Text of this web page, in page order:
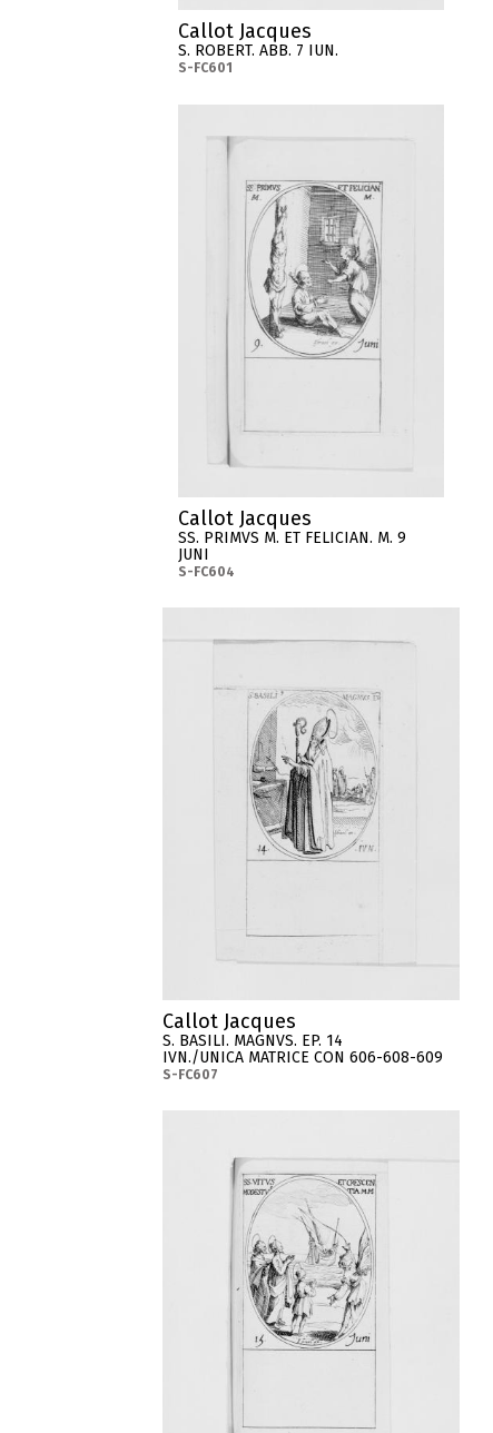
Callot Jacques
S. ROBERT. ABB. 7 IUN.
S-FC601
Callot Jacques
SS. PRIMVS M. ET FELICIAN. M. 9
JUNI
S-FC604
Callot Jacques
S. BASILI. MAGNVS. EP. 14
IVN./UNICA MATRICE CON 606-608-609
S-FC607